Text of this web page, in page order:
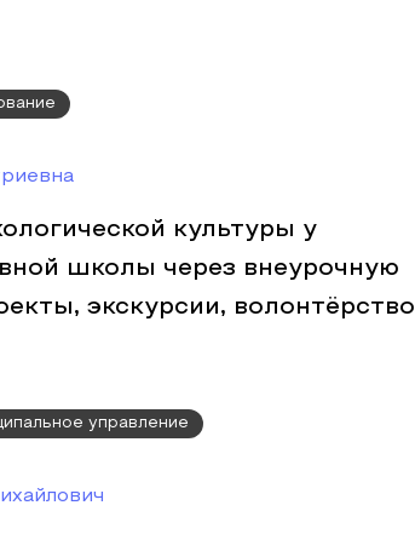
культуры у
школы через внеурочную
экскурсии, волонтёрство
управление